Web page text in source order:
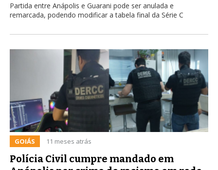
Partida entre Anápolis e Guarani pode ser anulada e
remarcada, podendo modificar a tabela final da Série C
GOIÁS 11 meses atrás
Polícia Civil cumpre mandado em